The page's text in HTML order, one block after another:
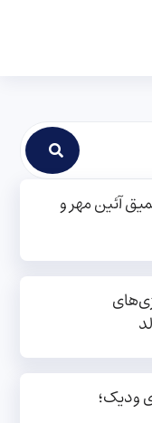
آئین مهر و
ودیک؛